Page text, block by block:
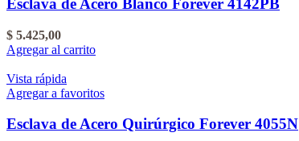
Esclava de Acero Blanco Forever 4142PB
$ 5.425,00
Agregar al carrito
Vista rápida
Agregar a favoritos
Esclava de Acero Quirúrgico Forever 4055N